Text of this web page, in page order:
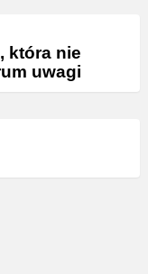
która nie
uwagi